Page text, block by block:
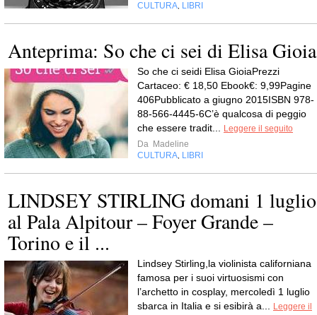
CULTURA LIBRI
Anteprima: So che ci sei di Elisa Gioia
So che ci seidi Elisa GioiaPrezzi
Cartaceo: € 18,50 Ebook€: 9,99Pagine
406Pubblicato a giugno 2015ISBN 978-
88-566-4445-6C’è qualcosa di peggio
che essere tradit...
Leggere il seguito
Da Madeline
CULTURA LIBRI
LINDSEY STIRLING domani 1 luglio
al Pala Alpitour – Foyer Grande –
Torino e il ...
Lindsey Stirling,la violinista californiana
famosa per i suoi virtuosismi con
l’archetto in cosplay, mercoledì 1 luglio
sbarca in Italia e si esibirà a...
Leggere il